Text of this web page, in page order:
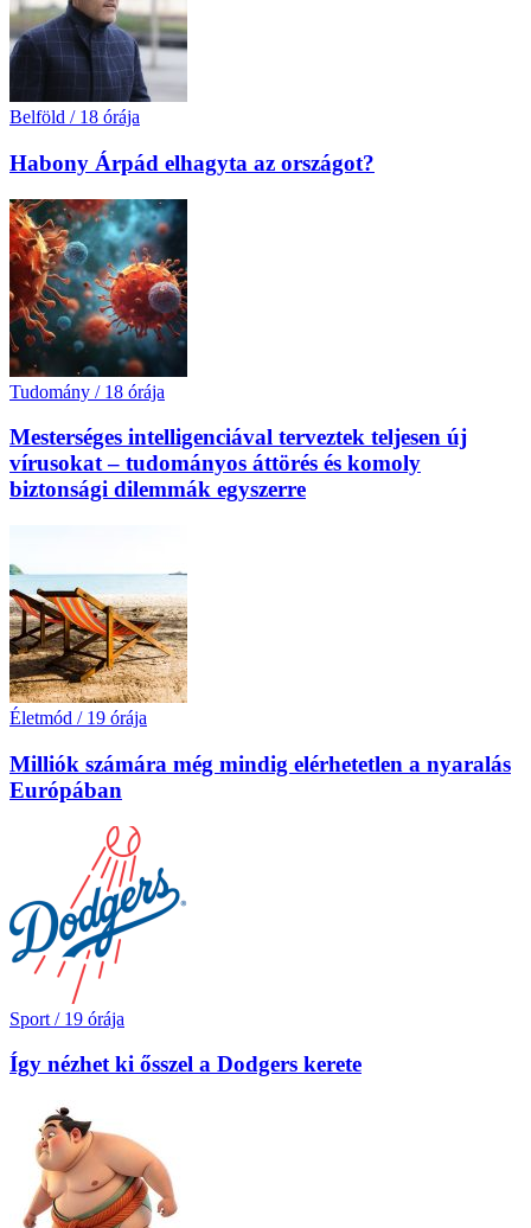
Belföld / 18 órája
Habony Árpád elhagyta az országot?
Tudomány / 18 órája
Mesterséges intelligenciával terveztek teljesen új
vírusokat – tudományos áttörés és komoly
biztonsági dilemmák egyszerre
Életmód / 19 órája
Milliók számára még mindig elérhetetlen a nyaralás
Európában
Sport / 19 órája
Így nézhet ki ősszel a Dodgers kerete